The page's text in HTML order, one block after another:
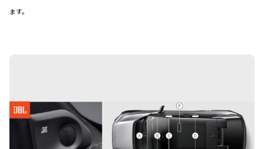
ます。